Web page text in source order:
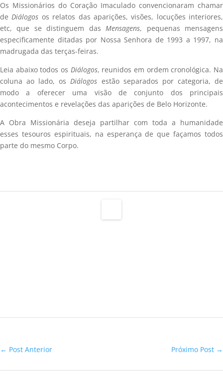
Os Missionários do Coração Imaculado convencionaram chamar
deDiálogos os relatos das aparições, visões, locuções interiores,
etc, que se distinguem dasMensagens, pequenas mensagens
especificamente ditadas por Nossa Senhora de 1993 a 1997, na
madrugada das terças-feiras.
Leia abaixo todos os Diálogos, reunidos em ordem cronológica. Na
coluna ao lado, osDiálogos estão separados por categoria, de
modo a oferecer uma visão de conjunto dos principais
acontecimentos e revelações das aparições de Belo Horizonte.
A Obra Missionária deseja partilhar com toda a humanidade
esses tesouros espirituais, na esperança de que façamos todos
parte do mesmo Corpo.
← Post Anterior Próximo Post →